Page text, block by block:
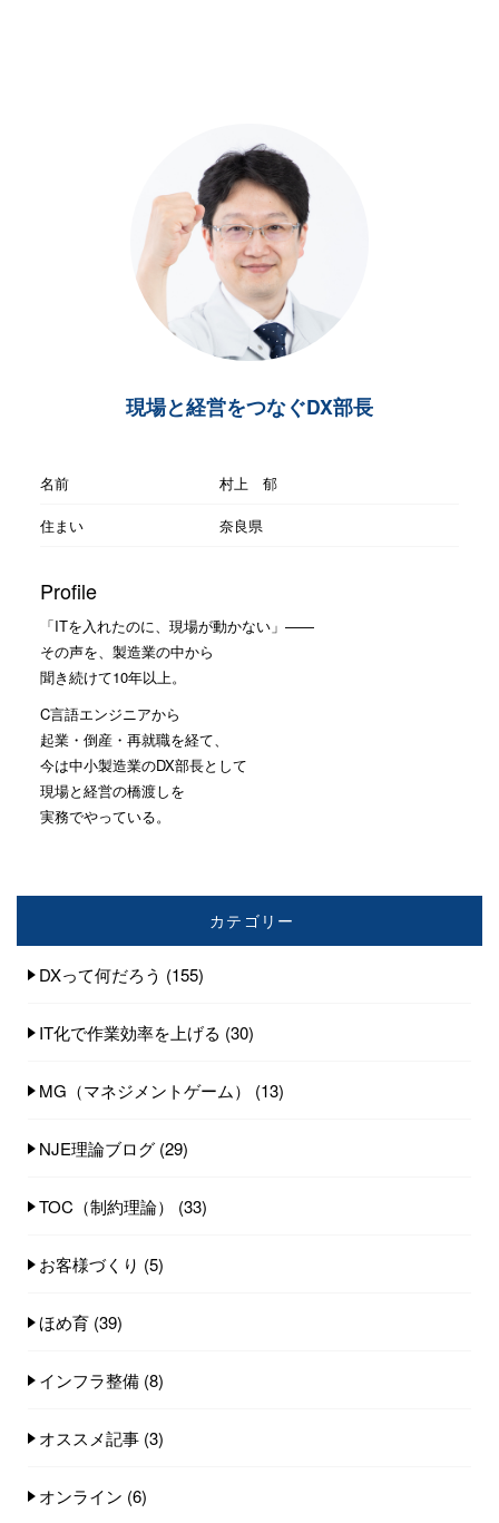
現場と経営をつなぐDX部長
名前
村上 郁
住まい
奈良県
Profile
「ITを入れたのに、現場が動かない」——
その声を、製造業の中から
聞き続けて10年以上。
C言語エンジニアから
起業・倒産・再就職を経て、
今は中小製造業のDX部長として
現場と経営の橋渡しを
実務でやっている。
カテゴリー
DXって何だろう (155)
IT化で作業効率を上げる (30)
MG（マネジメントゲーム） (13)
NJE理論ブログ (29)
TOC（制約理論） (33)
お客様づくり (5)
ほめ育 (39)
インフラ整備 (8)
オススメ記事 (3)
オンライン (6)